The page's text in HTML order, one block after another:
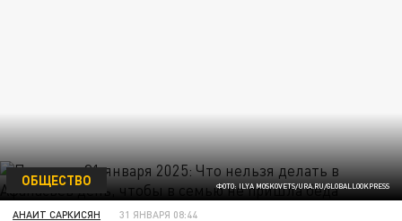
ФОТО: ILYA MOSKOVETS/URA.RU/GLOBALLOOKPRESS
ОБЩЕСТВО
АНАИТ САРКИСЯН 31 ЯНВАРЯ 08:44